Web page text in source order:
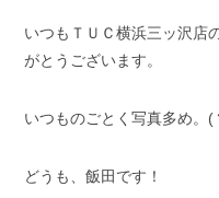
特別作業
リクルート
いつもＴＵＣ横浜三ッ沢店
がとうございます。
いつものごとく写真多め。(
どうも、飯田です！